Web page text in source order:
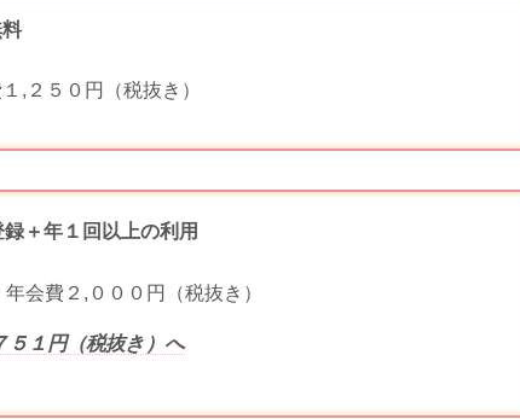
,２５０円（税抜き）
＋年１回以上の利用
会費２,０００円（税抜き）
５１円（税抜き）へ